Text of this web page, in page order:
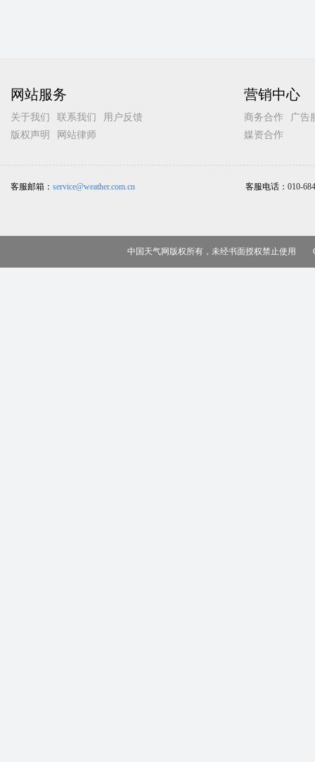
网站服务
关于我们 联系我们
用户反馈
版权声明
网站律师
营销中心
商务合作
广告
媒资合作
客服邮箱： service@weather.com.cn 客服电话： 010-
中国天气网版权所有，未经书面授权禁止使用